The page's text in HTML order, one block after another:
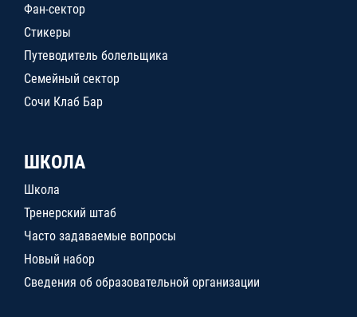
Фан-сектор
Стикеры
Путеводитель болельщика
Семейный сектор
Сочи Клаб Бар
ШКОЛА
Школа
Тренерский штаб
Часто задаваемые вопросы
Новый набор
Сведения об образовательной организации